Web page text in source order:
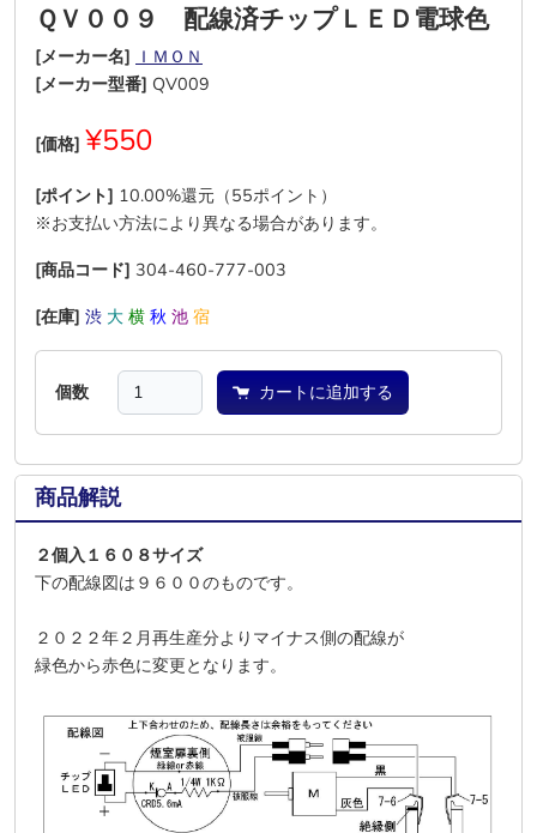
ＱＶ００９ 配線済チップＬＥＤ電球色
[メーカー名] ＩＭＯＮ
[メーカー型番] QV009
[価格] ¥550
[ポイント] 10.00%還元（55ポイント）
※お支払い方法により異なる場合があります。
[商品コード] 304-460-777-003
[在庫] 渋 大 横 秋 池 宿
個数 カートに追加する
商品解説
２個入１６０８サイズ
下の配線図は９６００のものです。
２０２２年２月再生産分よりマイナス側の配線が
緑色から赤色に変更となります。